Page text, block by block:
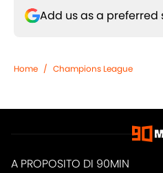
Add us as a preferred
Home / Champions League
A PROPOSITO DI 90MIN